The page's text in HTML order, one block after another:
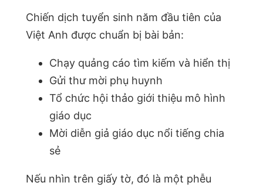
Chiến dịch tuyển sinh năm đầu tiên của
Việt Anh được chuẩn bị bài bản:
Chạy quảng cáo tìm kiếm và hiển thị
Gửi thư mời phụ huynh
Tổ chức hội thảo giới thiệu mô hình
giáo dục
Mời diễn giả giáo dục nổi tiếng chia
sẻ
Nếu nhìn trên giấy tờ, đó là một phễu